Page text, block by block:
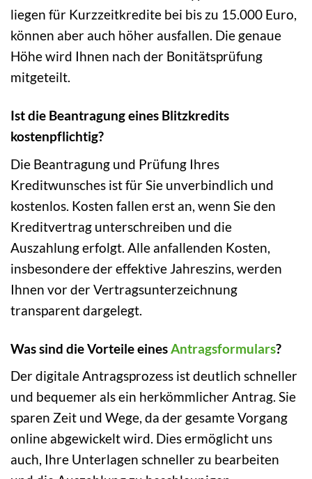
liegen für Kurzzeitkredite bei bis zu 15.000 Euro,
können aber auch höher ausfallen. Die genaue
Höhe wird Ihnen nach der Bonitätsprüfung
mitgeteilt.
Ist die Beantragung eines Blitzkredits
kostenpflichtig?
Die Beantragung und Prüfung Ihres
Kreditwunsches ist für Sie unverbindlich und
kostenlos. Kosten fallen erst an, wenn Sie den
Kreditvertrag unterschreiben und die
Auszahlung erfolgt. Alle anfallenden Kosten,
insbesondere der effektive Jahreszins, werden
Ihnen vor der Vertragsunterzeichnung
transparent dargelegt.
Was sind die Vorteile einesAntragsformulars?
Der digitale Antragsprozess ist deutlich schneller
und bequemer als ein herkömmlicher Antrag. Sie
sparen Zeit und Wege, da der gesamte Vorgang
online abgewickelt wird. Dies ermöglicht uns
auch, Ihre Unterlagen schneller zu bearbeiten